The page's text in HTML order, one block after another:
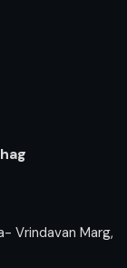
Vrindavan Marg,